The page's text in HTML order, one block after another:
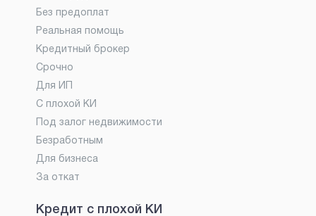
Без предоплат
Реальная помощь
Кредитный брокер
Срочно
Для ИП
С плохой КИ
Под залог недвижимости
Безработным
Для бизнеса
За откат
Кредит с плохой КИ